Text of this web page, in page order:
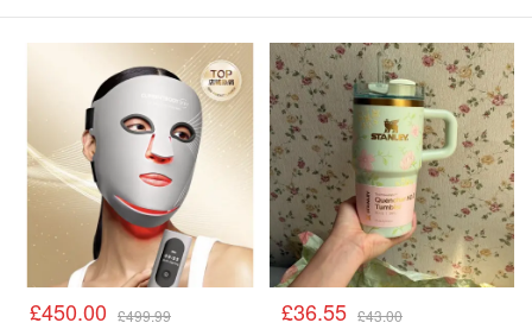
£450.00 £499.99 £36.55 £43.00